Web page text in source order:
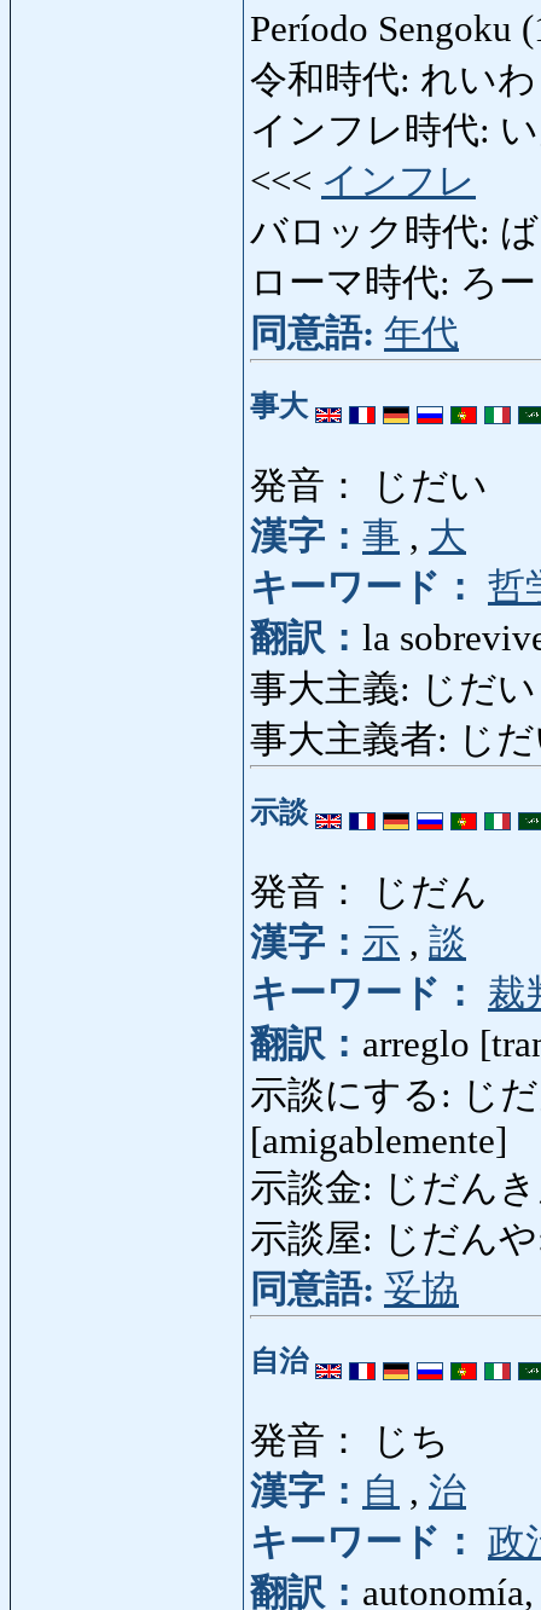
Período Sengoku
令和時代: れい
インフレ時代:
<<< インフレ
バロック時代:
ローマ時代: ろ
同意語: 年代
事大
発音： じだい
漢字： 事 , 大
キーワード： 哲
翻訳： la
事大主義: じだ
事大主義者: じ
示談
発音： じだん
漢字： 示 , 談
キーワード：
裁
翻訳： arreglo
示談にする: じ
[amigablemente]
示談金: じだん
示談屋: じだん
同意語: 妥協
自治
発音： じち
漢字： 自 , 治
キーワード： 政
翻訳：